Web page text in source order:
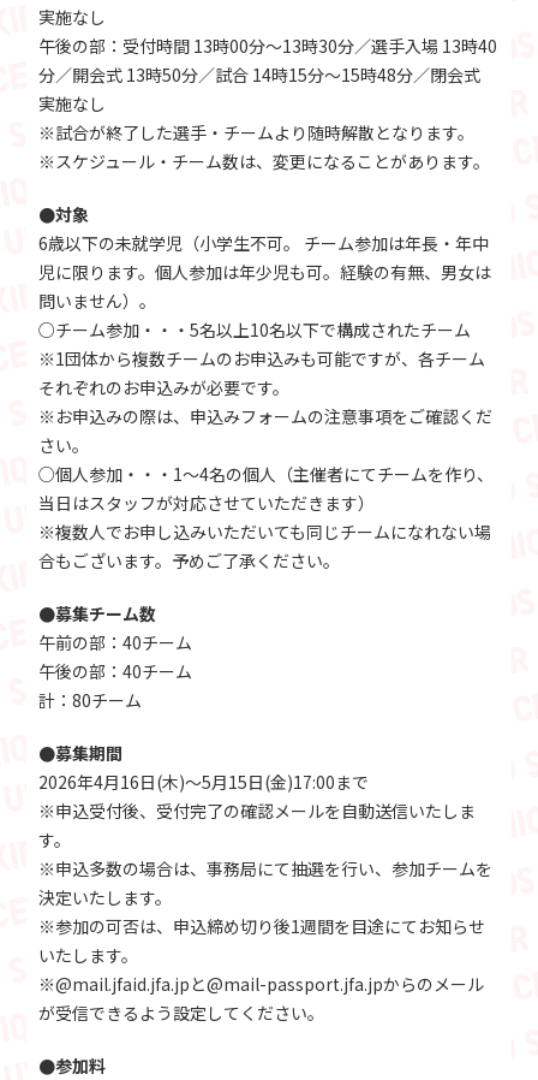
実施なし
午後の部：受付時間 13時00分～13時30分／選手入場 13時40
分／開会式 13時50分／試合 14時15分～15時48分／閉会式
実施なし
※試合が終了した選手・チームより随時解散となります。
※スケジュール・チーム数は、変更になることがあります。
●対象
6歳以下の未就学児（小学生不可。 チーム参加は年長・年中
児に限ります。個人参加は年少児も可。経験の有無、男女は
問いません）。
○チーム参加・・・5名以上10名以下で構成されたチーム
※1団体から複数チームのお申込みも可能ですが、各チーム
それぞれのお申込みが必要です。
※お申込みの際は、申込みフォームの注意事項をご確認くだ
さい。
○個人参加・・・1～4名の個人（主催者にてチームを作り、
当日はスタッフが対応させていただきます）
※複数人でお申し込みいただいても同じチームになれない場
合もございます。予めご了承ください。
●募集チーム数
午前の部：40チーム
午後の部：40チーム
計：80チーム
●募集期間
2026年4月16日(木)～5月15日(金)17:00まで
※申込受付後、受付完了の確認メールを自動送信いたしま
す。
※申込多数の場合は、事務局にて抽選を行い、参加チームを
決定いたします。
※参加の可否は、申込締め切り後1週間を目途にてお知らせ
いたします。
※@mail.jfaid.jfa.jpと@mail-passport.jfa.jpからのメール
が受信できるよう設定してください。
●参加料